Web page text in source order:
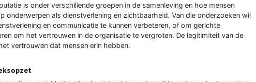
is onder verschillende groepen in de samenleving en hoe mensen
onderwerpen als dienstverlening en zichtbaarheid. Van die onderzoeken wil
en communicatie te kunnen verbeteren, of om gerichte
om het vertrouwen in de organisatie te vergroten. De legitimiteit van de
vertrouwen dat mensen erin hebben.